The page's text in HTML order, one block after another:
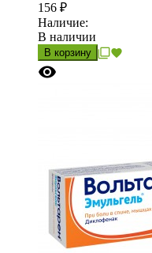
156 ₽
Наличие:
В наличии
В корзину